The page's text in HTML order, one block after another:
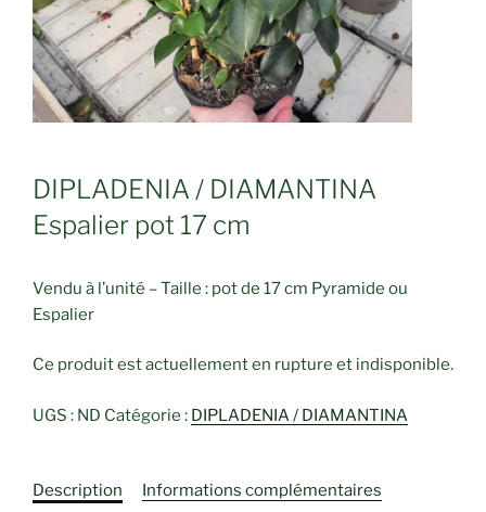
DIPLADENIA / DIAMANTINA
Espalier pot 17 cm
Vendu à l’unité – Taille : pot de 17 cm Pyramide ou
Espalier
Ce produit est actuellement en rupture et indisponible.
UGS : ND Catégorie : DIPLADENIA / DIAMANTINA
Description Informations complémentaires